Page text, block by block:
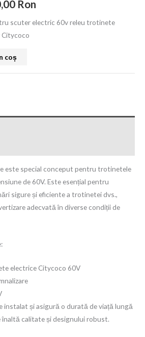
Ron
scuter electric 60v releu trotinete
Citycoco
coș
este special conceput pentru trotinetele
de 60V. Este esențial pentru
sigure și eficiente a trotinetei dvs.,
adecvată în diverse condiții de
electrice Citycoco 60V
instalat și asigură o durată de viață lungă
calitate și designului robust.